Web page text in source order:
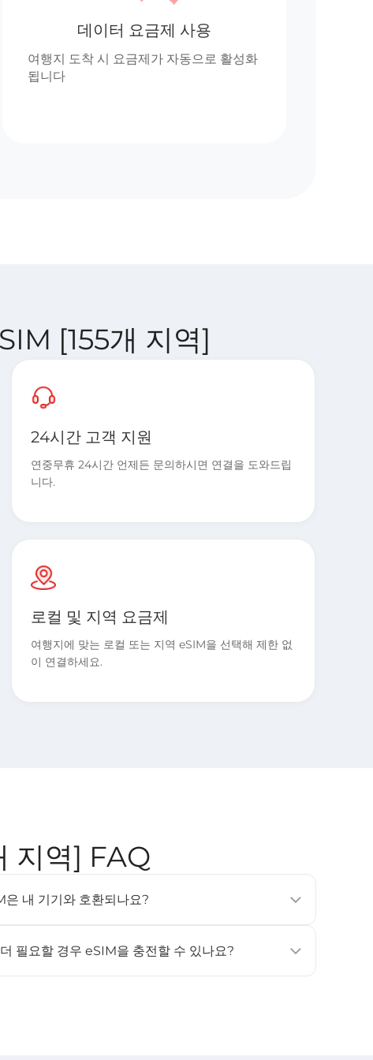
데이터 요금제 사용
여행지 도착 시 요금제가 자동으로 활성화
됩니다
[155개 지역]
24시간 고객 지원
연중무휴 24시간 언제든 문의하시면 연결을 도와드립
니다.
로컬 및 지역 요금제
여행지에 맞는 로컬 또는 지역 eSIM을 선택해 제한 없
이 연결하세요.
지역] FAQ
내 기기와 호환되나요?
, Samsung Galaxy S20 이상). 자세한 내용은 [
호환 기기]
필요할 경우 eSIM을 충전할 수 있나요?